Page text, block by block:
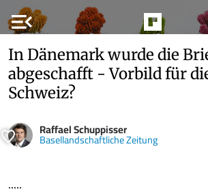
menu_open
In Dänemark wurde die
abgeschafft - Vorbild für
Schweiz?
Raffael Schuppisser
Basellandschaftliche Zeitung
.....